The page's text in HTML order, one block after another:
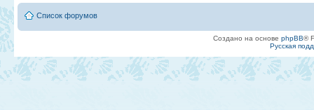
Список форумов
Создано на основе phpBB®
Русская